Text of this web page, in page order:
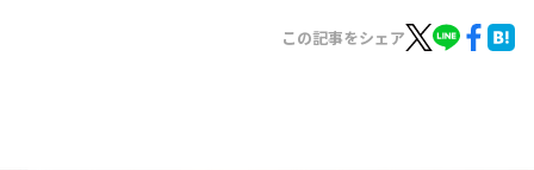
この記事をシェア